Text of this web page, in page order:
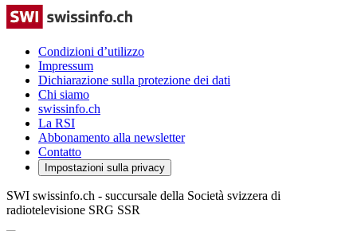
Condizioni d’utilizzo
Impressum
Dichiarazione sulla protezione dei dati
Chi siamo
swissinfo.ch
La RSI
Abbonamento alla newsletter
Contatto
Impostazioni sulla privacy
SWI swissinfo.ch - succursale della Società svizzera di
radiotelevisione SRG SSR